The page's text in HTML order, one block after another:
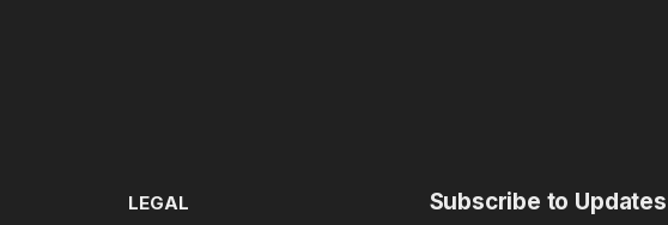
LEGAL Subscribe to Updates